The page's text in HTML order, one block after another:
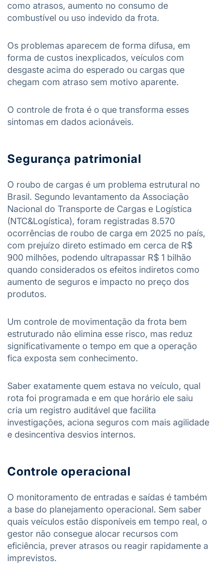
como atrasos, aumento no consumo de
combustível ou uso indevido da frota.
Os problemas aparecem de forma difusa, em
forma de custos inexplicados, veículos com
desgaste acima do esperado ou cargas que
chegam com atraso sem motivo aparente.
O controle de frota é o que transforma esses
sintomas em dados acionáveis.
Segurança patrimonial
O roubo de cargas é um problema estrutural no
Brasil. Segundo levantamento da Associação
Nacional do Transporte de Cargas e Logística
(NTC&Logística), foram registradas 8.570
ocorrências de roubo de carga em 2025 no país,
com prejuízo direto estimado em cerca de R$
900 milhões, podendo ultrapassar R$ 1 bilhão
quando considerados os efeitos indiretos como
aumento de seguros e impacto no preço dos
produtos.
Um controle de movimentação da frota bem
estruturado não elimina esse risco, mas reduz
significativamente o tempo em que a operação
fica exposta sem conhecimento.
Saber exatamente quem estava no veículo, qual
rota foi programada e em que horário ele saiu
cria um registro auditável que facilita
investigações, aciona seguros com mais agilidade
e desincentiva desvios internos.
Controle operacional
O monitoramento de entradas e saídas é também
a base do planejamento operacional. Sem saber
quais veículos estão disponíveis em tempo real, o
gestor não consegue alocar recursos com
eficiência, prever atrasos ou reagir rapidamente a
imprevistos.